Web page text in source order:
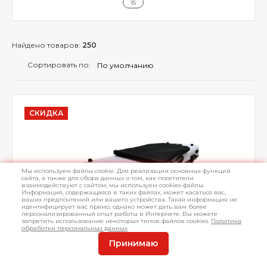
15
Найдено товаров: 250
Сортировать по:
СКИДКА
Мы используем файлы cookie. Для реализации основных функций
сайта, а также для сбора данных о том, как посетители
взаимодействуют с сайтом, мы используем cookies-файлы.
Информация, содержащаяся в таких файлах, может касаться вас,
ваших предпочтений или вашего устройства. Такая информация не
идентифицирует вас прямо, однако может дать вам более
персонализированный опыт работы в Интернете. Вы можете
запретить использование некоторых типов файлов cookies. Политика
обработки персональных данных
Принимаю